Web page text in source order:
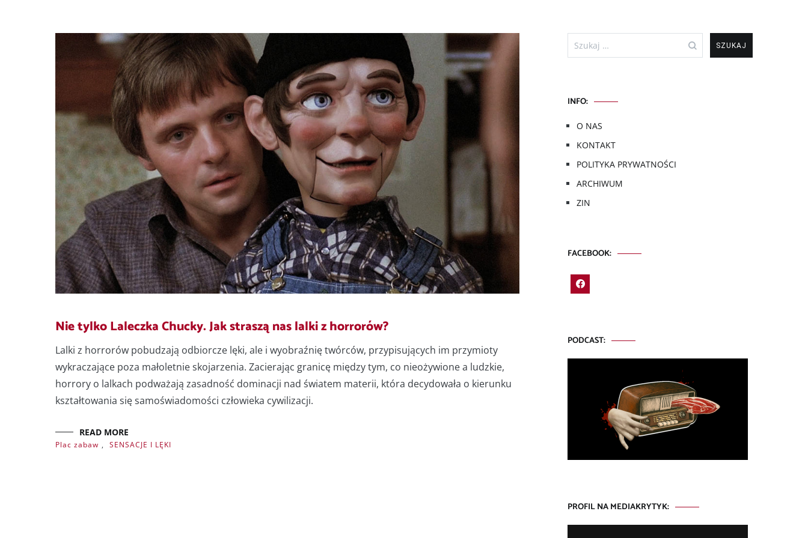
Nie tylko Laleczka Chucky. Jak straszą nas lalki z horrorów?
Lalki z horrorów pobudzają odbiorcze lęki, ale i wyobraźnię twórców, przypisujących im przymioty
wykraczające poza małoletnie skojarzenia. Zacierając granicę między tym, co nieożywione a ludzkie,
horrory o lalkach podważają zasadność dominacji nad światem materii, która decydowała o kierunku
kształtowania się samoświadomości człowieka cywilizacji.
READ MORE
Plac zabaw , SENSACJE I LĘKI
Szukaj:
INFO:
O NAS
KONTAKT
POLITYKA PRYWATNOŚCI
ARCHIWUM
ZIN
FACEBOOK:
PODCAST:
PROFIL NA MEDIAKRYTYK: